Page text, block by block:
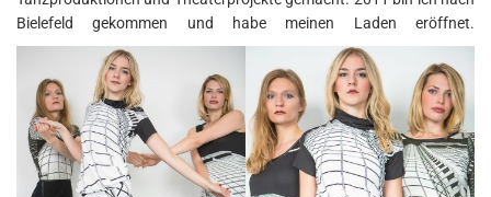
Bielefeld gekommen und habe meinen Laden eröffnet.